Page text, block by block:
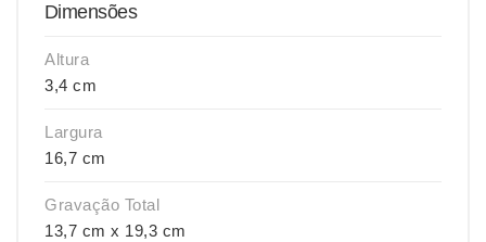
Dimensões
Altura
3,4 cm
Largura
16,7 cm
Gravação Total
13,7 cm x 19,3 cm